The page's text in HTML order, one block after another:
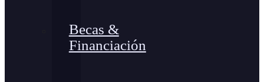
Becas &
Financiación